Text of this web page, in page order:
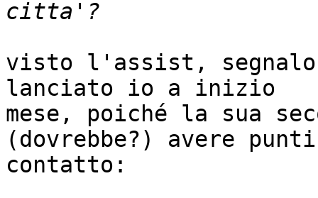
visto l'assist, segnalo
lanciato io a inizio
mese, poiché la sua
(dovrebbe?) avere
contatto: